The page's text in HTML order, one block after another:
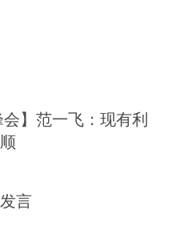
会】范一飞：现有利
言